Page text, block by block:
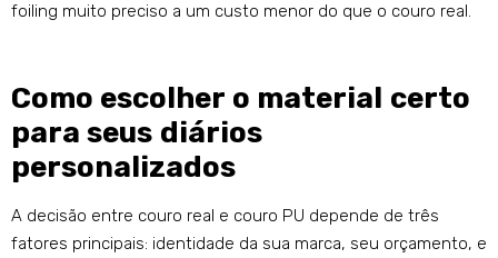
foiling muito preciso a um custo menor do que o couro real.
Como escolher o material certo
para seus diários
personalizados
A decisão entre couro real e couro PU depende de três
fatores principais: identidade da sua marca, seu orçamento, e